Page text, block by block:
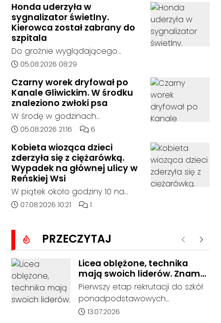
20-letni kierowca miał ponad
promil alkoholu w organizmie.
Zarówno on, jak i pasażer trafili
do szpitala.
Honda uderzyła w
sygnalizator świetlny.
Kierowca został zabrany do
szpitala
Do groźnie wyglądającego
zdarzenia drogowego doszło w
godziny 6:30 kierujący
samochodem marki Honda
zjechał z drogi i uderzył w
sygnalizator świetlny.
Data dodania artykułu:
05.08.2026 08:29
Czarny worek dryfował po
Kanale Gliwickim. W środku
znaleziono zwłoki psa
W środę w godzinach
popołudniowych służby zostały
Gliwicki po zgłoszeniu od
zaniepokojonego świadka.
Osoba zgłaszająca zauważyła
unoszący się na wodzie czarny
worek, którego zawartość
wzbudziła jej niepokój.
Data dodania artykułu:
05.08.2026 21:16 Liczba komentarzy artykułu:
6
Kobieta wioząca dzieci
zderzyła się z ciężarówką.
Wypadek na głównej ulicy w
Reńskiej Wsi
W piątek około godziny 10 na
ulicy Pawłowickiej w Reńskiej Wsi
ciężarówki. Droga w rejonie
zdarzenia jest całkowicie
zablokowana.
Data dodania artykułu:
07.08.2026 10:21 Liczba komentarzy artykułu:
1
PRZECZYTAJ Poprzednie
Licea oblężone, technika
mają swoich liderów. Znamy
wstępne wyniki rekrutacji do
szkół w powiecie
Pierwszy etap rekrutacji do szkół
ponadpodstawowych
prowadzonych przez Powiat
Data dodania artykułu:
13.07.2026